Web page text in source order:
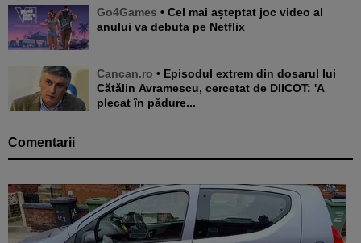
Go4Games • Cel mai așteptat joc video al
anului va debuta pe Netflix
Cancan.ro • Episodul extrem din dosarul lui
Cătălin Avramescu, cercetat de DIICOT: 'A
plecat în pădure...
Comentarii